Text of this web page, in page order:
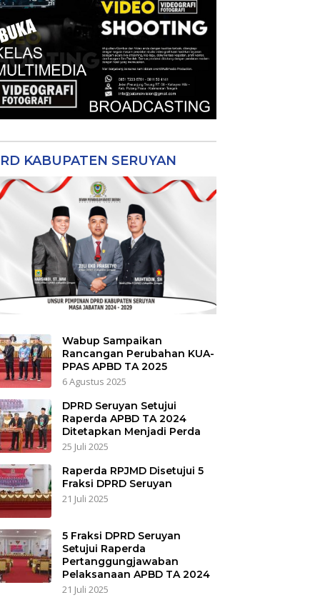
KABUPATEN SERUYAN
Wabup Sampaikan
Rancangan Perubahan KUA-
PPAS APBD TA 2025
6 Agustus 2025
DPRD Seruyan Setujui
Raperda APBD TA 2024
Ditetapkan Menjadi Perda
25 Juli 2025
Raperda RPJMD Disetujui 5
Fraksi DPRD Seruyan
21 Juli 2025
5 Fraksi DPRD Seruyan
Setujui Raperda
Pertanggungjawaban
Pelaksanaan APBD TA 2024
21 Juli 2025